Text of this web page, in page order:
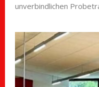
unverbindlichen